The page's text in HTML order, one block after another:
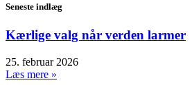
Seneste indlæg
Kærlige valg når verden larmer
25. februar 2026
Læs mere »